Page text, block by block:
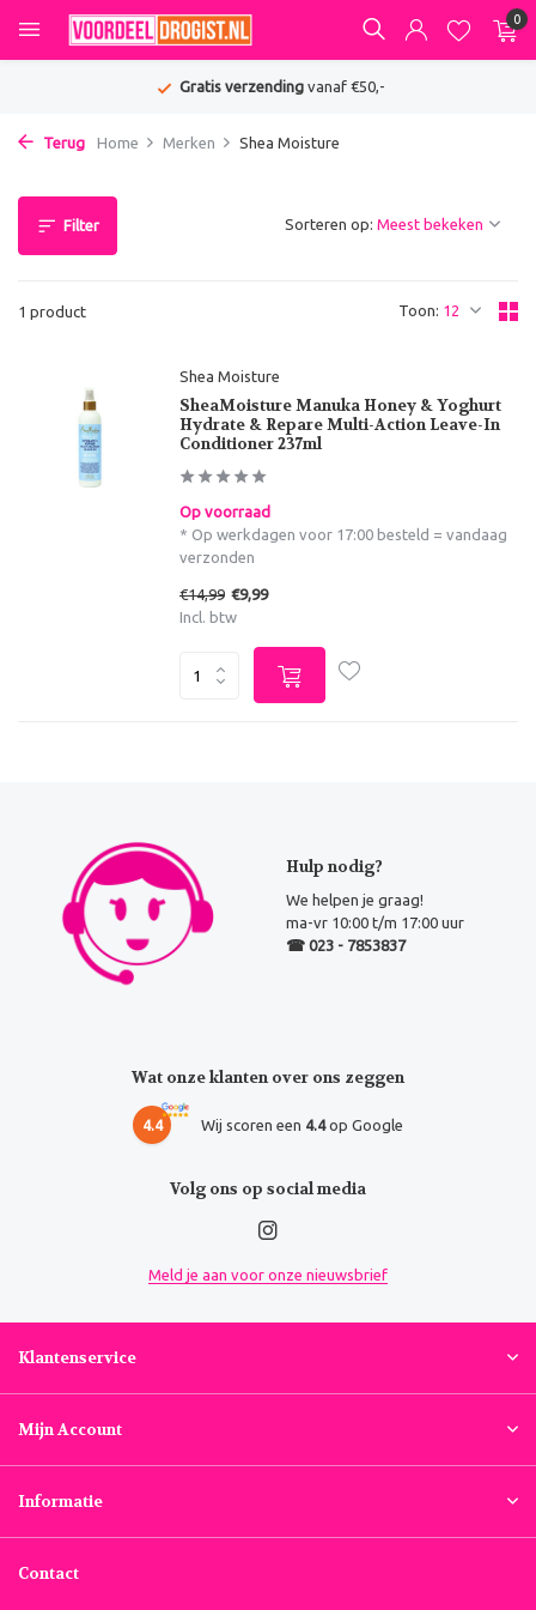
0
Gratis verzendingvanaf €50,-
Terug Home Merken Shea Moisture
Filter
1 product Toon:
Sorteren op:
Shea Moisture
SheaMoisture Manuka Honey & Yoghurt
Hydrate & Repare Multi-Action Leave-In
Conditioner 237ml
Op voorraad
* Op werkdagen voor 17:00 besteld = vandaag
verzonden
€14,99 €9,99
Incl. btw
Hulp nodig?
We helpen je graag!
ma-vr 10:00 t/m 17:00 uur
☎ 023 - 7853837
Wat onze klanten over ons zeggen
4.4 Wij scoren een 4.4op Google
Volg ons op social media
Meld je aan voor onze nieuwsbrief
Klantenservice
Mijn Account
Informatie
Contact